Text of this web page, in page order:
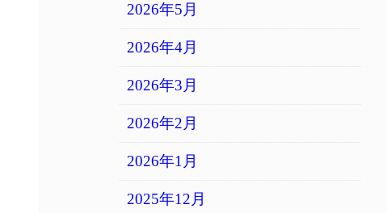
2026年5月
2026年4月
2026年3月
2026年2月
2026年1月
2025年12月